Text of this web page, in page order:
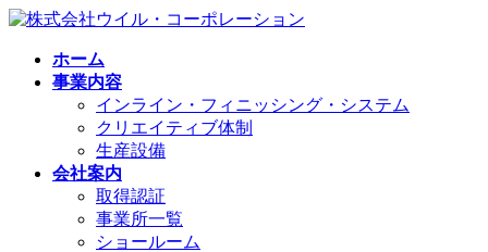
コ
ナ
ホーム
事業内容
インライン・フィニッシング・システム
クリエイティブ体制
生産設備
会社案内
取得認証
事業所一覧
ショールーム